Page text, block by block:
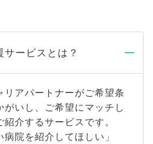
サービスとは？
リアパートナーがご希望条
がいし、ご希望にマッチし
介するサービスです。
病院を紹介してほしい」